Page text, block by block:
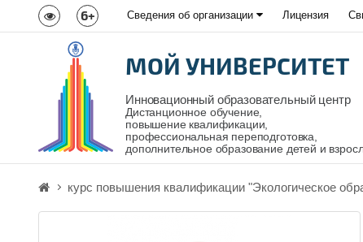
6+ Сведения об организации Лицензия
МОЙ УНИВЕРСИТЕТ
Инновационный образовательный центр
Дистанционное обучение,
повышение квалификации,
профессиональная переподготовка,
дополнительное образование детей и
курс повышения квалификации "Экологическое